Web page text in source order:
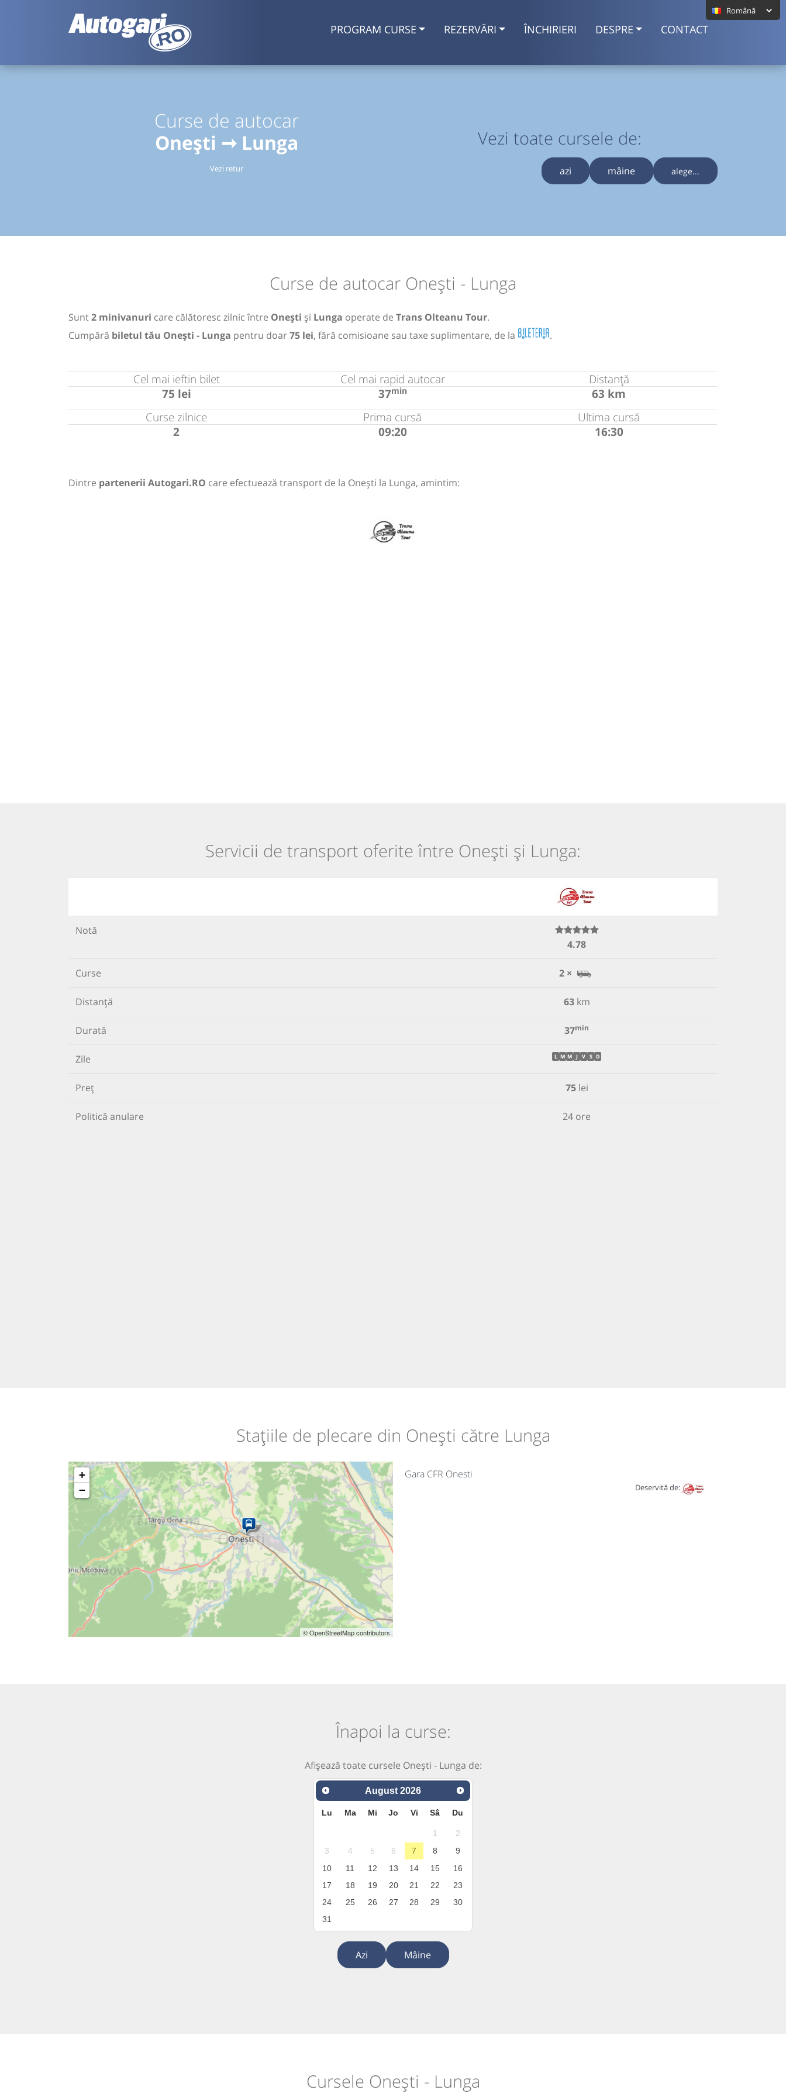
PROGRAM CURSE REZERVĂRI ÎNCHIRIERI DESPRE CONTACT
Curse de autocar
Onești ➞ Lunga
Vezi retur
Vezi toate cursele de:
azi mâine alege...
Curse de autocar Onești - Lunga
Sunt2 minivanuri care călătoresc zilnic între Onești și Lunga operate de Trans Olteanu Tour.
Cumpără biletul tău Onești - Lunga pentru doar75 lei, fără comisioane sau taxe suplimentare, de la .
Cel mai ieftin bilet
75 lei
Cel mai rapid autocar
37min
Distanță
63 km
Curse zilnice
2
Prima cursă
09:20
Ultima cursă
16:30
Dintre partenerii Autogari.RO care efectuează transport de la Onești la Lunga, amintim:
Servicii de transport oferite între Onești și Lunga:
Notă
4.78
Curse 2 ×
Distanță 63km
Durată 37min
Zile L M M J V S D
Preț 75lei
Politică anulare 24 ore
Stațiile de plecare din Onești către Lunga
+
−
© OpenStreetMap contributors
Gara CFR Onesti
Deservită de:
Înapoi la curse:
Afișează toate cursele Onești - Lunga de:
August 2026
Lu Ma Mi Jo Vi Sâ Du
1
2
3
4 5 6 7 8
9
10
11 12 13 14 15
16
17
18 19 20 21 22
23
24
25 26 27 28 29
30
31
Azi Mâine
Cursele Onești - Lunga